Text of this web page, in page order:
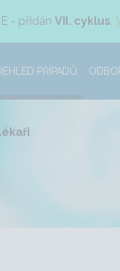
- přidán VII. cyklus.
PŘÍPADŮ